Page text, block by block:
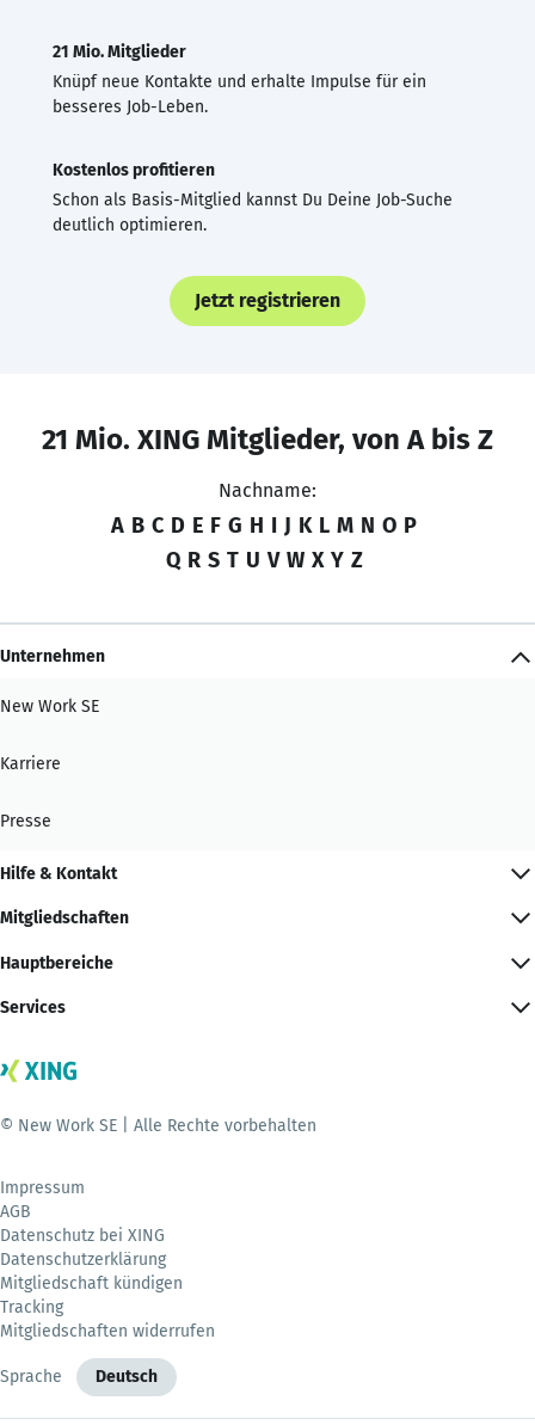
21 Mio. Mitglieder
Knüpf neue Kontakte und erhalte Impulse für ein
besseres Job-Leben.
Kostenlos profitieren
Schon als Basis-Mitglied kannst Du Deine Job-Suche
deutlich optimieren.
Jetzt registrieren
21 Mio. XING Mitglieder, von A bis Z
Nachname:
A B C D E F G H I J K L M N O P
Q R S T U V W X Y Z
Unternehmen
New Work SE
Karriere
Presse
Hilfe & Kontakt
Mitgliedschaften
Hauptbereiche
Services
© New Work SE | Alle Rechte vorbehalten
Impressum
AGB
Datenschutz bei XING
Datenschutzerklärung
Mitgliedschaft kündigen
Tracking
Mitgliedschaften widerrufen
Sprache Deutsch